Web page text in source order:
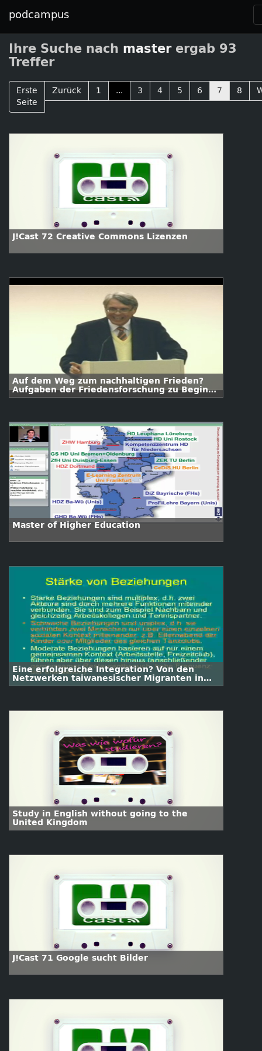
podcampus
Ihre Suche nach masterergab 93
Treffer
Erste
Seite
Zurück 1 ... 3 4 5 6 7 8
J!Cast 72 Creative Commons Lizenzen
Auf dem Weg zum nachhaltigen Frieden?
Aufgaben der Friedensforschung zu Beginn
des 21. Jahrhunderts
Master of Higher Education
Eine erfolgreiche Integration? Von den
Netzwerken taiwanesischer Migranten in
den USA
Study in English without going to the
United Kingdom
J!Cast 71 Google sucht Bilder